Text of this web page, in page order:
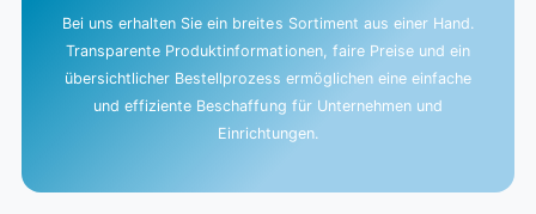
Bei uns erhalten Sie ein breites Sortiment aus einer Hand.
Transparente Produktinformationen, faire Preise und ein
übersichtlicher Bestellprozess ermöglichen eine einfache
und effiziente Beschaffung für Unternehmen und
Einrichtungen.